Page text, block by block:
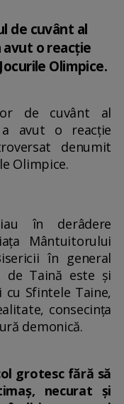
de cuvânt al
avut o reacție
Olimpice.
de cuvânt al
a avut o reacție
denumit
Olimpice.
în derâdere
Mântuitorului
în general
de Taină este și
Sfintele Taine,
consecința
demonică.
grotesc fără să
necurat și